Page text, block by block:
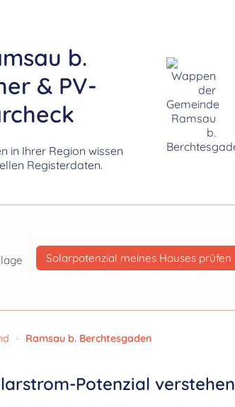
b.
& PV-
in Ihrer Region wissen
Registerdaten.
Solarpotenzial meines Hauses prüfen
· Ramsau b. Berchtesgaden
Potenzial verstehen